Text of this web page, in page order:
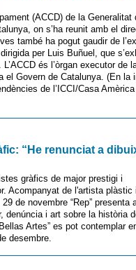
(ACCD) de la Generalitat
on s’ha reunit amb el
també ha pogut gaudir de
per Luis Buñuel, que
és l’òrgan executor de
Govern de Catalunya. (En la
de l’ICCI/Casa Amèrica
“He renunciat a
gràfics de major prestigi i
Acompanyat de l'artista plàstic i
de novembre “Rep” presenta
denúncia i art sobre la història
Artes” es pot contemplar
desembre.